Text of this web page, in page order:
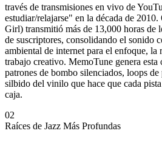
través de transmisiones en vivo de
estudiar/relajarse" en la década de
Girl) transmitió más de 13,000 horas de
de suscriptores, consolidando el sonido
ambiental de internet para el enfoque,
trabajo creativo. MemoTune genera esta
patrones de bombo silenciados, loops
silbido del vinilo que hace que cada
caja.
02
Raíces de Jazz Más Profundas